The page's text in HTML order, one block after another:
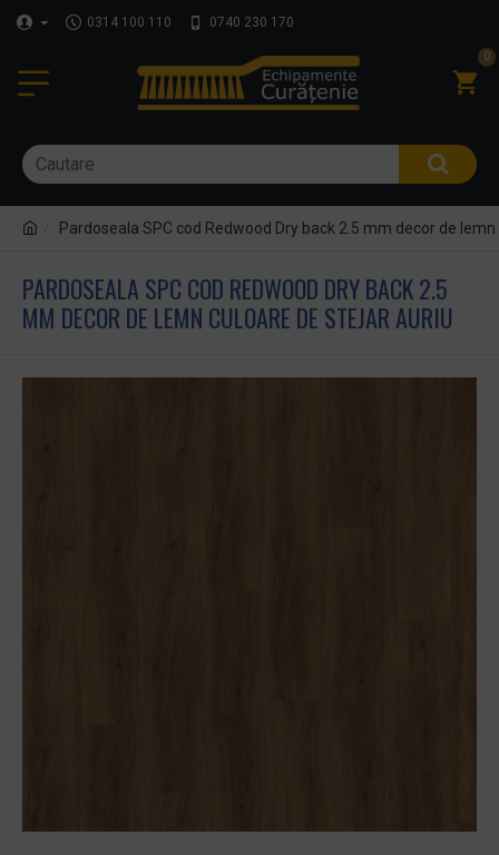
0314 100 110 0740 230 170
0
Pardoseala SPC cod Redwood Dry back 2.5 mm decor de
PARDOSEALA SPC COD REDWOOD DRY BACK 2.5
MM DECOR DE LEMN CULOARE DE STEJAR AURIU